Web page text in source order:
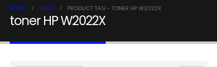
HOME SHOP PRODUCT TAG - TONER HP W2022X
toner HP W2022X